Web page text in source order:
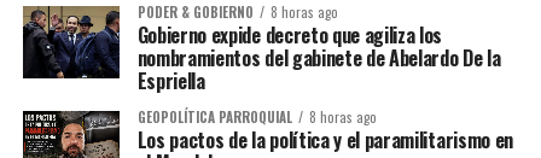
PODER & GOBIERNO 8 horas ago
Gobierno expide decreto que agiliza los
nombramientos del gabinete de Abelardo De la
Espriella
GEOPOLÍTICA PARROQUIAL 8 horas ago
Los pactos de la política y el paramilitarismo en